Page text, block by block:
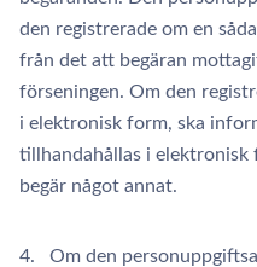
den registrerade om en
från det att begäran
förseningen. Om den
i elektronisk form, ska
tillhandahållas i elektronisk
begär något annat.
4. Om den